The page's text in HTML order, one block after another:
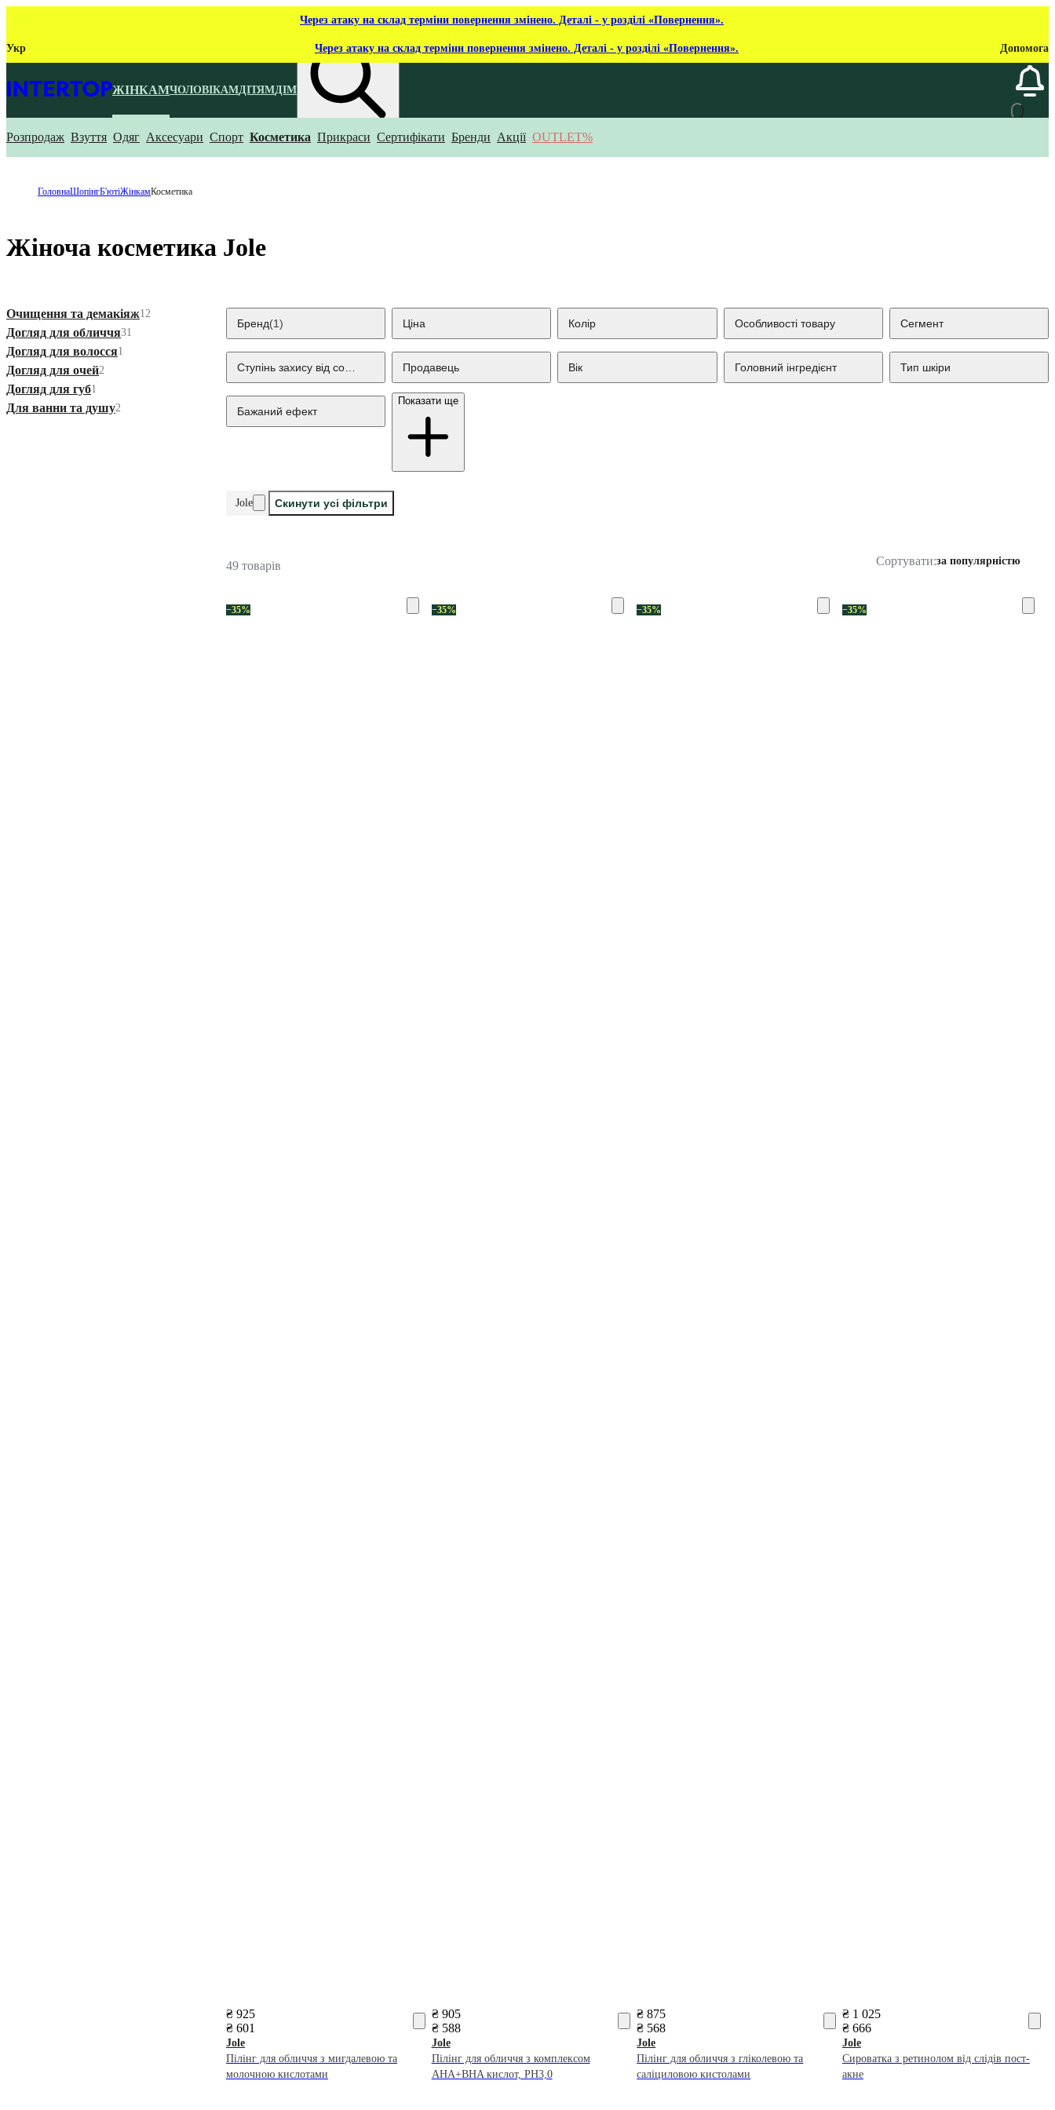
Через атаку на склад терміни повернення змінено. Деталі - у розділі «Повернення».
Укр Через атаку на склад терміни повернення змінено. Деталі - у розділі «Повернення». Допомога
ЖІНКАМЧОЛОВІКАМДІТЯМДІМ
Що ти шукаєш?
Розпродаж Взуття Одяг Аксесуари Спорт Косметика Прикраси Сертифікати Бренди Акції OUTLET%
ГоловнаШопінгБ'ютіЖінкамКосметика
Жіноча косметика Jole
Очищення та демакіяж12
Догляд для обличчя31
Догляд для волосся1
Догляд для очей2
Догляд для губ1
Для ванни та душу2
Бренд(1) Ціна Колір Особливості товару Сегмент
Ступінь захису від сонця Продавець Вік Головний інгредієнт Тип шкіри
Бажаний ефект
Показати ще
Jole Скинути усі фільтри
49 товарів Сортувати:за популярністю
−35%
₴ 925
₴ 601
Jole
Пілінг для обличчя з мигдалевою та
молочною кислотами
−35%
₴ 905
₴ 588
Jole
Пілінг для обличчя з комплексом
AHA+BHA кислот, РН3,0
−35%
₴ 875
₴ 568
Jole
Пілінг для обличчя з гліколевою та
саліциловою кистолами
−35%
₴ 1 025
₴ 666
Jole
Сироватка з ретинолом від слідів пост-
акне